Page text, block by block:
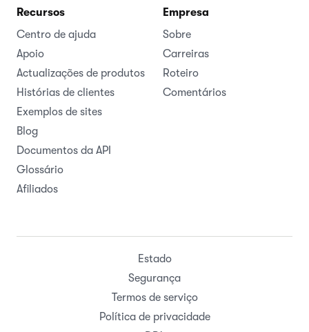
Recursos
Centro de ajuda
Apoio
Actualizações de produtos
Histórias de clientes
Exemplos de sites
Blog
Documentos da API
Glossário
Afiliados
Empresa
Sobre
Carreiras
Roteiro
Comentários
Estado
Segurança
Termos de serviço
Política de privacidade